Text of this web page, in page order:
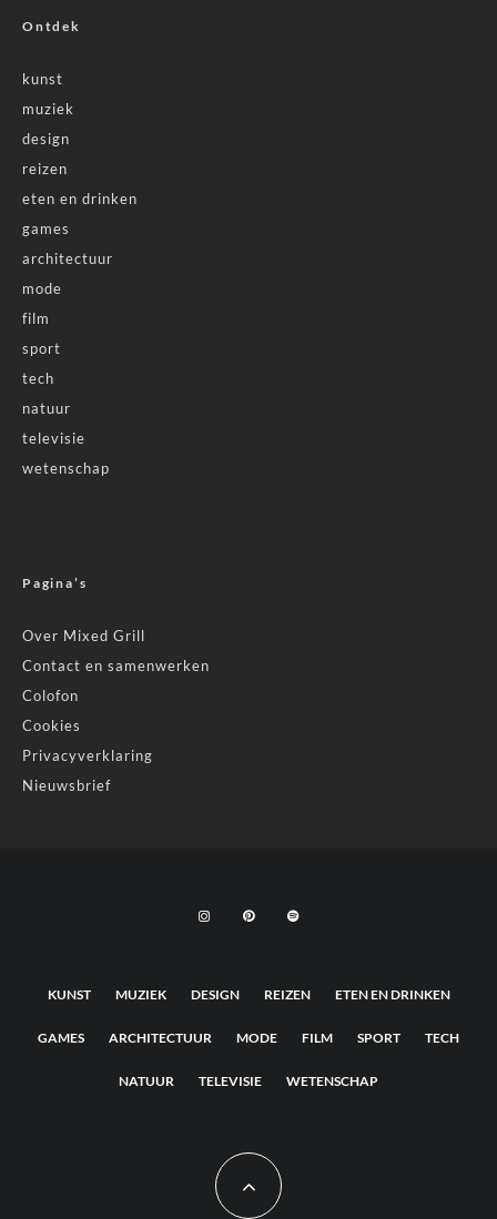
Ontdek
kunst
muziek
design
reizen
eten en drinken
games
architectuur
mode
film
sport
tech
natuur
televisie
wetenschap
Pagina’s
Over Mixed Grill
Contact en samenwerken
Colofon
Cookies
Privacyverklaring
Nieuwsbrief
KUNST MUZIEK DESIGN REIZEN ETEN EN DRINKEN
GAMES ARCHITECTUUR MODE FILM SPORT TECH
NATUUR TELEVISIE WETENSCHAP